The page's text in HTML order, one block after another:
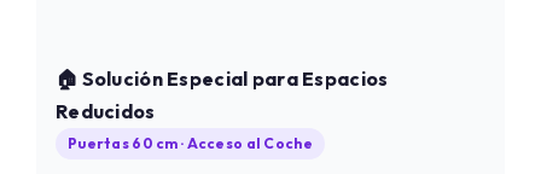
🏠 Solución Especial para Espacios
Reducidos
Puertas 60 cm · Acceso al Coche